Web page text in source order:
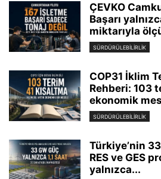
ÇEVKO
Başarı
miktarıyla
SÜRDÜRÜLEBILIRLIK
COP31 İklim
Rehberi: 103
ekonomik
SÜRDÜRÜLEBILIRLIK
Türkiye’nin 33
RES ve GES
yalnızca...